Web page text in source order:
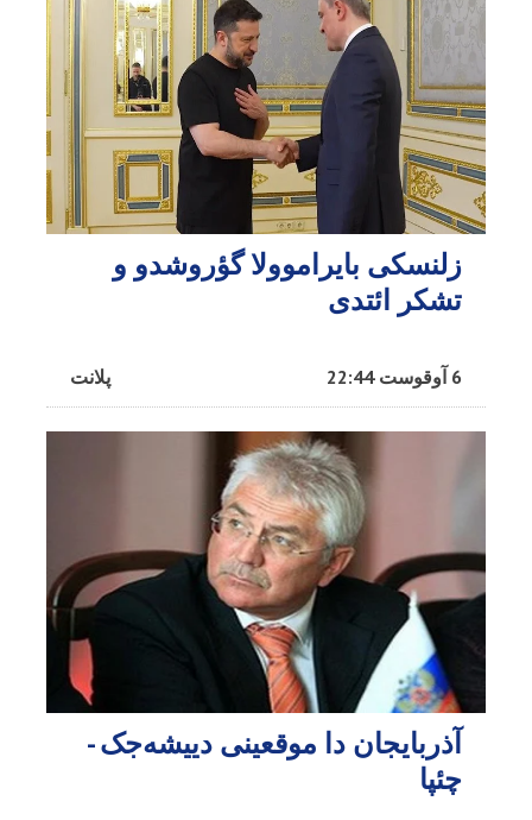
زلنسکی بایراموولا گؤروشدو و
تشکر ائتدی
پلانت 6 آوقوست 22:44
آذربایجان دا موقعینی دییشه‌جک -
چئپا